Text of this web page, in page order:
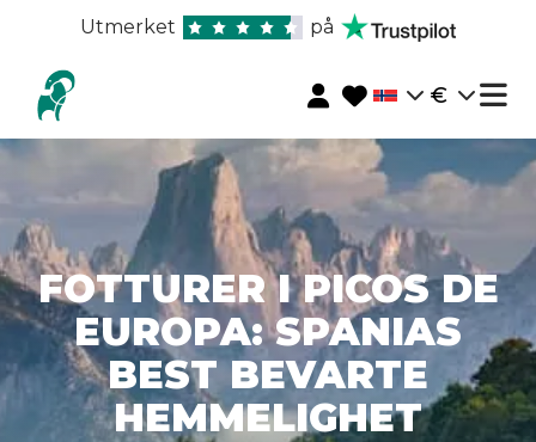
Utmerket på
€
FOTTURER I PICOS DE
EUROPA: SPANIAS
BEST BEVARTE
HEMMELIGHET